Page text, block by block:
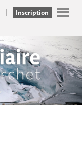
| Inscription